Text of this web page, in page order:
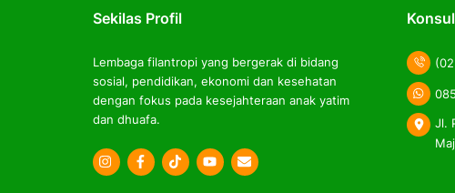
Sekilas Profil
Lembaga filantropi yang bergerak di bidang
sosial, pendidikan, ekonomi dan kesehatan
dengan fokus pada kesejahteraan anak yatim
dan dhuafa.
Icon
Icon
Icon
Jl.